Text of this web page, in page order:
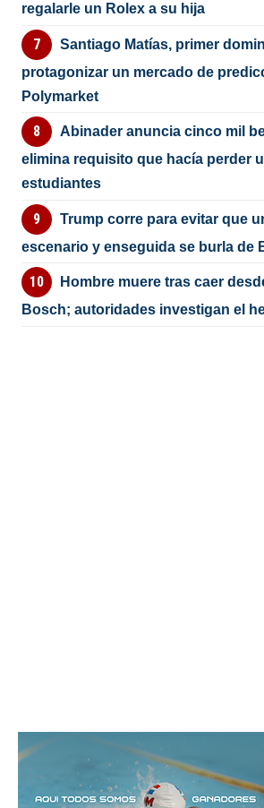
regalarle un Rolex a su hija
Santiago Matías, primer
protagonizar un mercado de
Polymarket
Abinader anuncia cinco mil
elimina requisito que hacía perder
estudiantes
Trump corre para evitar que
escenario y enseguida se burla de
Hombre muere tras caer
Bosch; autoridades investigan el